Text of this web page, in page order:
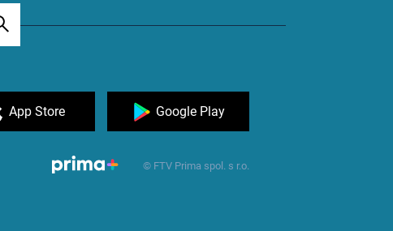
App Store Google Play
© FTV Prima spol. s r.o.